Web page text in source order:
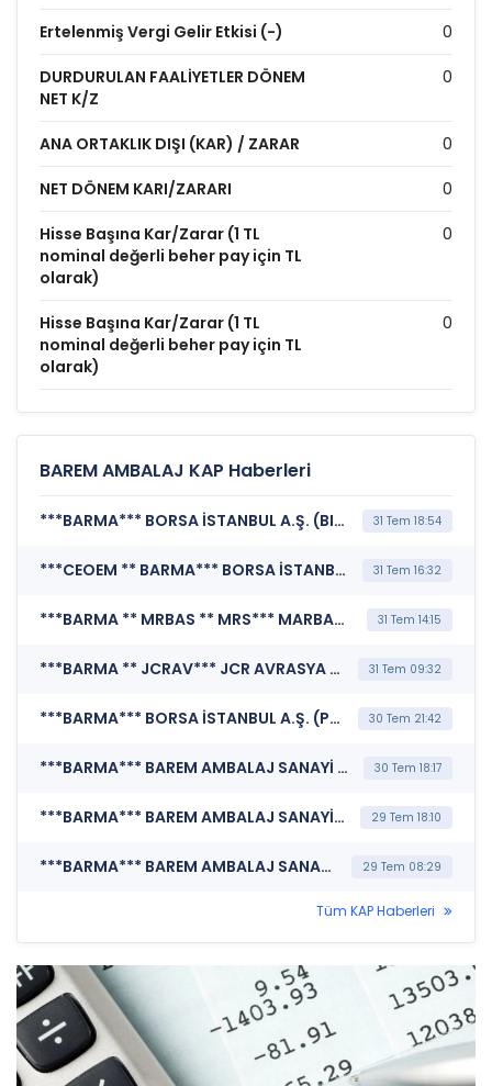
Ertelenmiş Vergi Gelir Etkisi (-) 0
DURDURULAN FAALİYETLER DÖNEM
NET K/Z
0
ANA ORTAKLIK DIŞI (KAR) / ZARAR 0
NET DÖNEM KARI/ZARARI 0
Hisse Başına Kar/Zarar (1 TL
nominal değerli beher pay için TL
olarak)
0
Hisse Başına Kar/Zarar (1 TL
nominal değerli beher pay için TL
olarak)
0
BAREM AMBALAJ KAP Haberleri
***BARMA*** BORSA İSTANBUL A.Ş. (BISTECH Pay Piyasası Alım Satım Sistemi Duyurusu) 31 Tem 18:54
***CEOEM ** BARMA*** BORSA İSTANBUL A.Ş. (Endeks Şirketlerinde Değişiklik) 31 Tem 16:32
***BARMA ** MRBAS ** MRS*** MARBAŞ MENKUL DEĞERLER A.Ş. (Özel Durum Açıklaması (Genel)) 31 Tem 14:15
***BARMA ** JCRAV*** JCR AVRASYA DERECELENDİRME A.Ş. (Kredi Derecelendirmesi) 31 Tem 09:32
***BARMA*** BORSA İSTANBUL A.Ş. (Pazar Değişikliği) 30 Tem 21:42
***BARMA*** BAREM AMBALAJ SANAYİ VE TİCARET A.Ş. (Özel Durum Açıklaması (Genel)) 30 Tem 18:17
***BARMA*** BAREM AMBALAJ SANAYİ VE TİCARET A.Ş. (Katılım Finansı İlkeleri Bilgi Formu ) 29 Tem 18:10
***BARMA*** BAREM AMBALAJ SANAYİ VE TİCARET A.Ş. (Faaliyet Raporu (Konsolide)) 29 Tem 08:29
Tüm KAP Haberleri